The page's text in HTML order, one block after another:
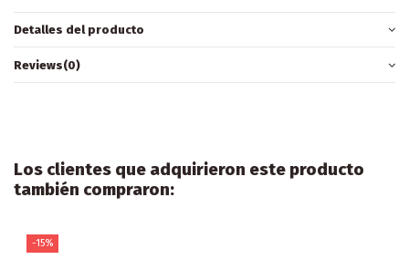
Detalles del producto
Reviews(0)
Los clientes que adquirieron este producto
también compraron:
-15%